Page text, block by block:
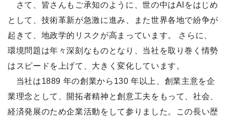
さて、皆さんもご承知のように、世の中はAIをはじめ
として、技術革新が急激に進み、また世界各地で紛争が
起きて、地政学的リスクが高まっています。 さらに、
環境問題は年々深刻なものとなり、当社を取り巻く情勢
はスピードを上げて、大きく変化しています。
当社は1889 年の創業から130 年以上、創業主意を企
業理念として、開拓者精神と創意工夫をもって、社会、
経済発展のため企業活動をして参りました。この長い歴